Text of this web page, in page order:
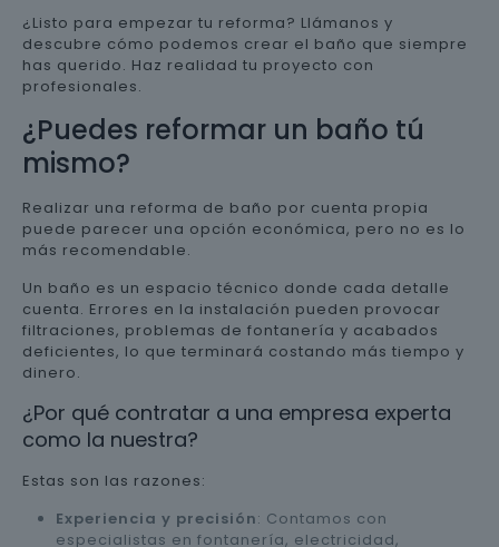
¿Listo para empezar tu reforma? Llámanos y
descubre cómo podemos crear el baño que siempre
has querido. Haz realidad tu proyecto con
profesionales.
¿Puedes reformar un baño tú
mismo?
Realizar una reforma de baño por cuenta propia
puede parecer una opción económica, pero no es lo
más recomendable.
Un baño es un espacio técnico donde cada detalle
cuenta. Errores en la instalación pueden provocar
filtraciones, problemas de fontanería y acabados
deficientes, lo que terminará costando más tiempo y
dinero.
¿Por qué contratar a una empresa experta
como la nuestra?
Estas son las razones:
Experiencia y precisión: Contamos con
especialistas en fontanería, electricidad,